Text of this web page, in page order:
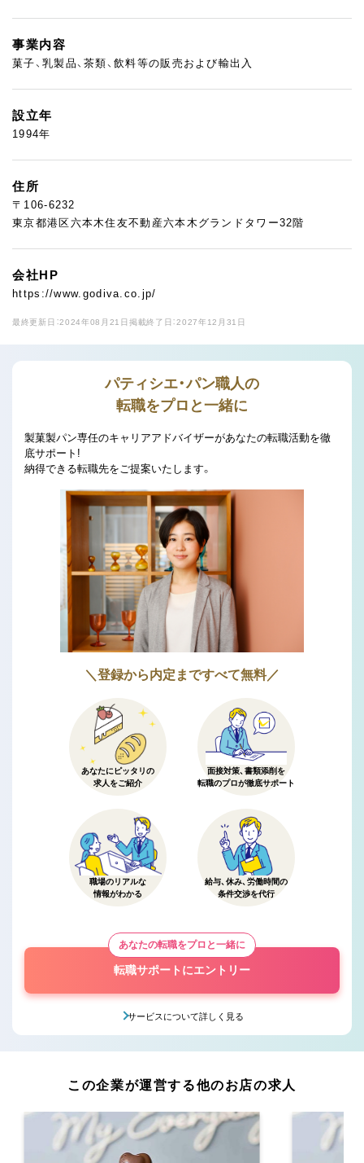
事業内容
菓子、乳製品、茶類、飲料等の販売および輸出入
設立年
1994年
住所
〒106-6232
東京都港区六本木住友不動産六本木グランドタワー32階
会社HP
https://www.godiva.co.jp/
最終更新日：2024年08月21日 掲載終了日：2027年12月31日
パティシエ・パン職人の
転職をプロと一緒に
製菓製パン専任のキャリアアドバイザーがあなたの転職活動を徹
底サポート!
納得できる転職先をご提案いたします。
＼登録から内定まですべて無料／
あなたにピッタリの
求人をご紹介
面接対策、書類添削を
転職のプロが徹底サポート
職場のリアルな
情報がわかる
給与、休み、労働時間の
条件交渉を代行
あなたの転職をプロと一緒に
転職サポートにエントリー
サービスについて詳しく見る
この企業が運営する他のお店の求人